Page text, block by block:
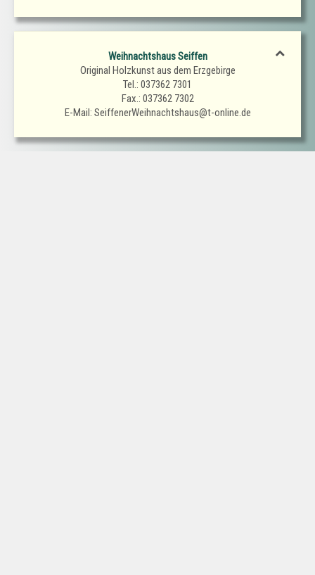
Weihnachtshaus Seiffen
Original Holzkunst aus dem Erzgebirge
Tel.: 037362 7301
Fax.: 037362 7302
E-Mail: SeiffenerWeihnachtshaus@t-online.de